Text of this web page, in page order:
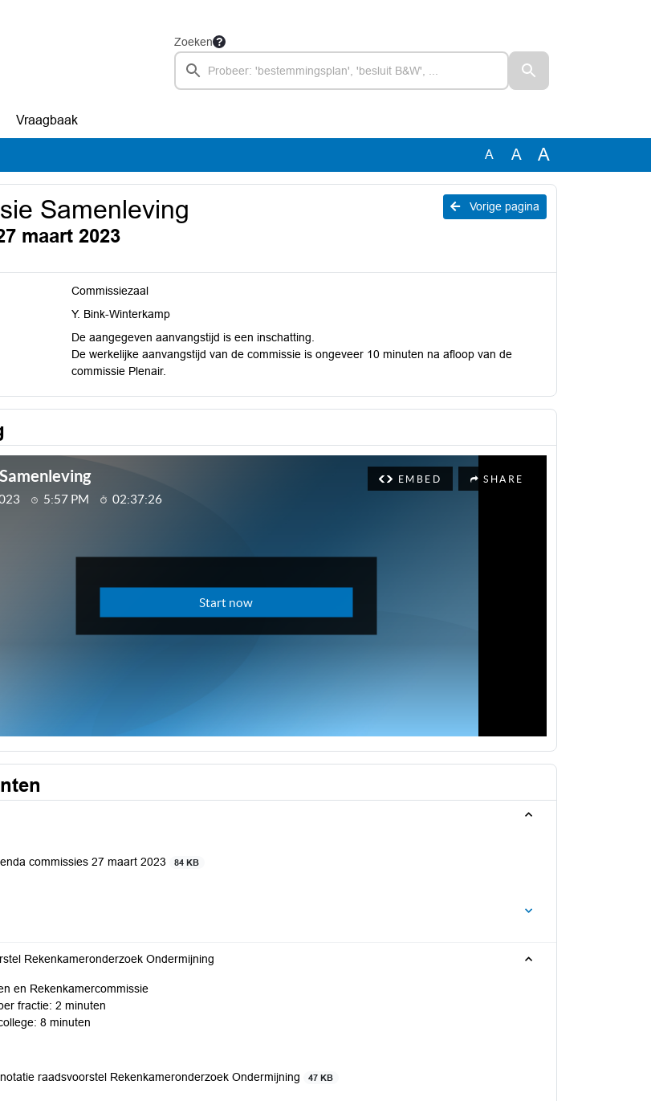
Zoeken
Vraagbaak
A A A
Vorige pagina
Samenleving
maart 2023
Commissiezaal
Y. Bink-Winterkamp
De aangegeven aanvangstijd is een inschatting.
De werkelijke aanvangstijd van de commissie is ongeveer 10 minuten na afloop van de
commissie Plenair.
commissies 27 maart 2023
84 KB
Rekenkameronderzoek Ondermijning
en Rekenkamercommissie
fractie: 2 minuten
8 minuten
raadsvoorstel Rekenkameronderzoek Ondermijning
47 KB